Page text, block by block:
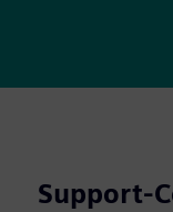
Support-